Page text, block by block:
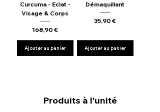
Curcuma - Eclat -
Visage & Corps
Prix
168,90 €
Ajouter au panier
Démaquillant
Prix
35,90 €
Ajouter au panier
Produits à l'unité